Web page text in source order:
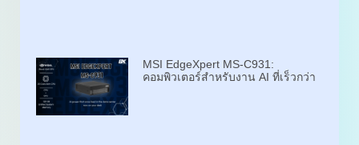
MSI EdgeXpert MS-C931:
คอมพิวเตอร์สำหรับงาน AI ที่เร็วกว่า